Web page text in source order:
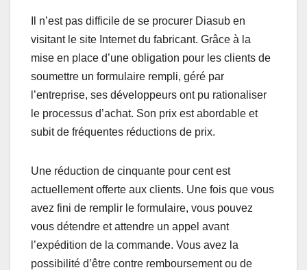
Il n’est pas difficile de se procurer Diasub en
visitant le site Internet du fabricant. Grâce à la
mise en place d’une obligation pour les clients de
soumettre un formulaire rempli, géré par
l’entreprise, ses développeurs ont pu rationaliser
le processus d’achat. Son prix est abordable et
subit de fréquentes réductions de prix.
Une réduction de cinquante pour cent est
actuellement offerte aux clients. Une fois que vous
avez fini de remplir le formulaire, vous pouvez
vous détendre et attendre un appel avant
l’expédition de la commande. Vous avez la
possibilité d’être contre remboursement ou de